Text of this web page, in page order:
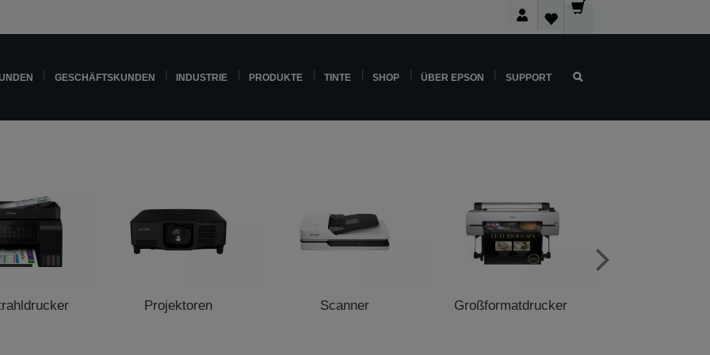
GESCHÄFTSKUNDEN INDUSTRIE PRODUKTE TINTE SHOP ÜBER EPSON SUPPORT
Projektoren Scanner Großformatdrucker